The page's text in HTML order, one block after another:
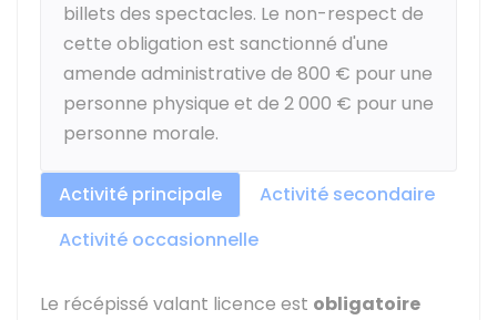
billets des spectacles. Le non-respect de
cette obligation est sanctionné d'une
amende administrative de 800 € pour une
personne physique et de 2 000 € pour une
personne morale.
Activité principale
Activité secondaire
Activité occasionnelle
Le récépissé valant licence est obligatoire